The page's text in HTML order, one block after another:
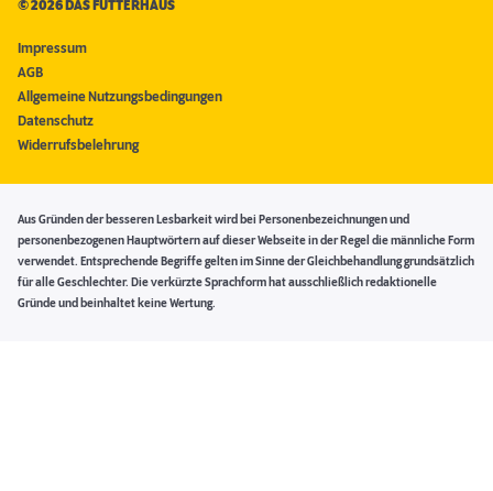
©2026 DAS FUTTERHAUS
Impressum
AGB
Allgemeine Nutzungsbedingungen
Datenschutz
Widerrufsbelehrung
Aus Gründen der besseren Lesbarkeit wird bei Personenbezeichnungen und
personenbezogenen Hauptwörtern auf dieser Webseite in der Regel die männliche Form
verwendet. Entsprechende Begriffe gelten im Sinne der Gleichbehandlung grundsätzlich
für alle Geschlechter. Die verkürzte Sprachform hat ausschließlich redaktionelle
Gründe und beinhaltet keine Wertung.